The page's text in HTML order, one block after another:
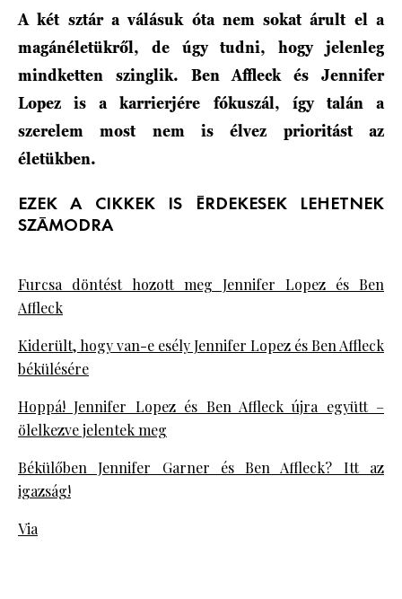
A két sztár a válásuk óta nem sokat árult el a
magánéletükről, de úgy tudni, hogy jelenleg
mindketten szinglik. Ben Affleck és Jennifer
Lopez is a karrierjére fókuszál, így talán a
szerelem most nem is élvez prioritást az
életükben.
EZEK A CIKKEK IS ÉRDEKESEK LEHETNEK
SZÁMODRA
Furcsa döntést hozott meg Jennifer Lopez és Ben
Affleck
Kiderült, hogy van-e esély Jennifer Lopez és Ben Affleck
békülésére
Hoppá! Jennifer Lopez és Ben Affleck újra együtt –
ölelkezve jelentek meg
Békülőben Jennifer Garner és Ben Affleck? Itt az
igazság!
Via